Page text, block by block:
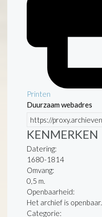
Printen
Duurzaam webadres
KENMERKEN
Datering:
1680-1814
Omvang:
0,5 m.
Openbaarheid:
Het archief is openbaar.
Categorie: